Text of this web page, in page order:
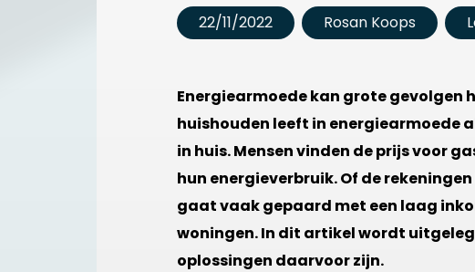
22/11/2022 Rosan Koops
Energiearmoede kan grote gevolgen
huishouden leeft in energiearmoede
in huis. Mensen vinden de prijs voor
hun energieverbruik. Of de
gaat vaak gepaard met een laag
woningen. In dit artikel wordt
oplossingen daarvoor zijn.